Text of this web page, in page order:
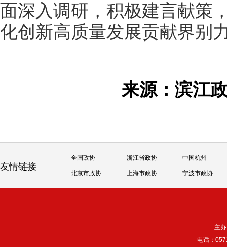
面深入调研，积极建言献策
化创新高质量发展贡献界别
来源：滨
友情链接
全国政协 浙江省政协 中国杭州
北京市政协 上海市政协 宁波市政协
主
电话：